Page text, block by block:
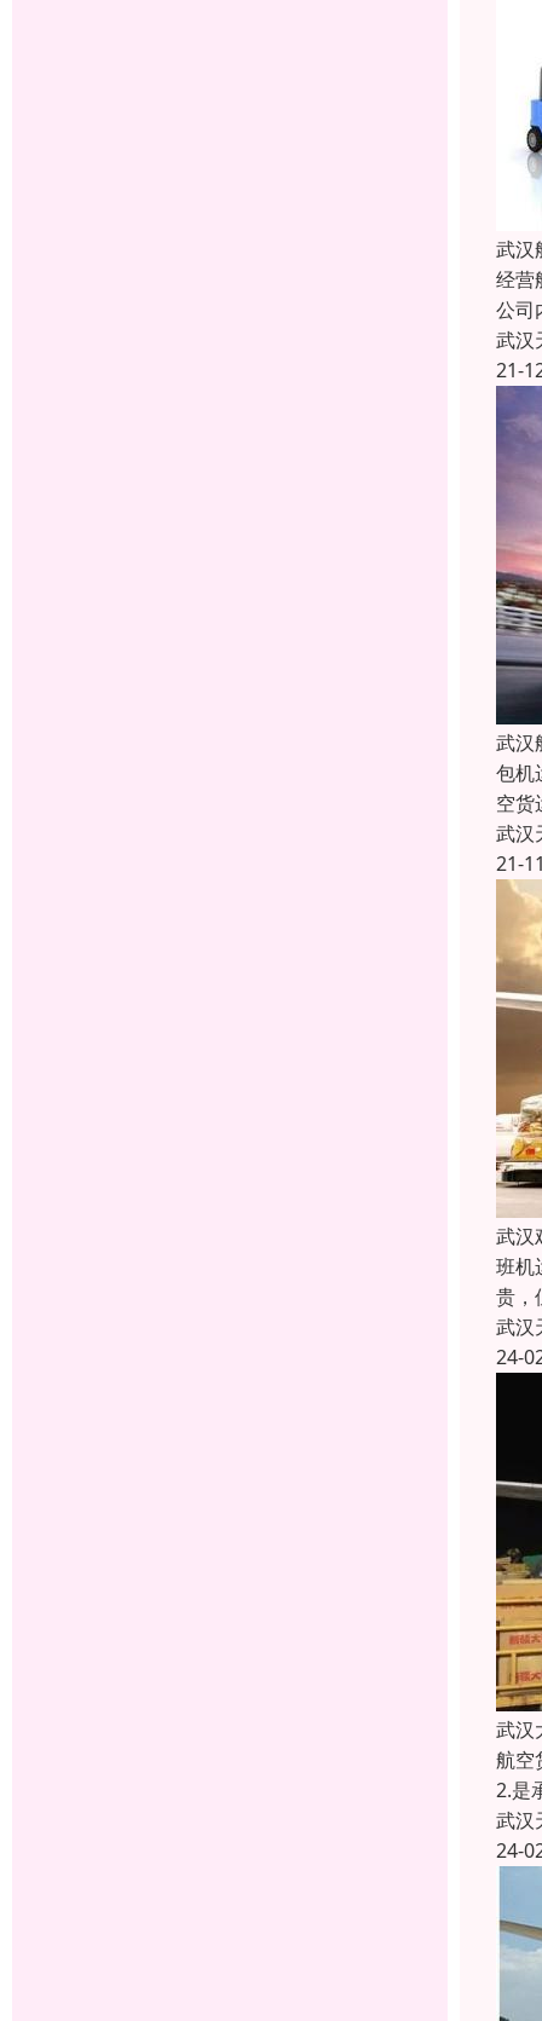
武汉
经营
公司
武汉
21-
武汉
包机
空货
武汉
21-
武汉
班机
贵，
武汉
24-
武汉
航空
2.是
武汉
24-